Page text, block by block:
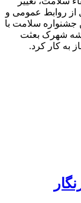
از روابط عمومی و
سلامت با
شهرک بعثت
به کار کرد.